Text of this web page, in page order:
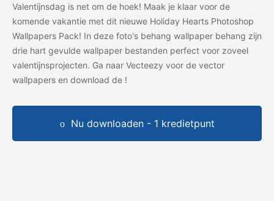
Valentijnsdag is net om de hoek! Maak je klaar voor de
komende vakantie met dit nieuwe Holiday Hearts Photoshop
Wallpapers Pack! In deze foto's behang wallpaper behang zijn
drie hart gevulde wallpaper bestanden perfect voor zoveel
valentijnsprojecten. Ga naar Vecteezy voor de vector
wallpapers en download de !
Nu downloaden - 1 kredietpunt